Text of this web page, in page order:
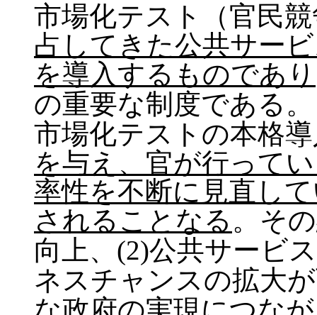
市場化テスト（官民
占してきた公共サー
を導入するものであり
の重要な制度である。
市場化テストの本格
を与え、官が行って
率性を不断に見直し
されることなる 。そ
向上、(2)公共サービ
ネスチャンスの拡大